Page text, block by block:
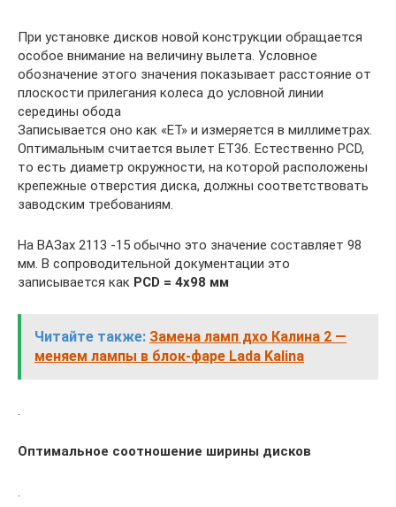
При установке дисков новой конструкции обращается
особое внимание на величину вылета. Условное
обозначение этого значения показывает расстояние от
плоскости прилегания колеса до условной линии
середины обода
Записывается оно как «ET» и измеряется в миллиметрах.
Оптимальным считается вылет ET36. Естественно PCD,
то есть диаметр окружности, на которой расположены
крепежные отверстия диска, должны соответствовать
заводским требованиям.
На ВАЗах 2113 -15 обычно это значение составляет 98
мм. В сопроводительной документации это
записывается как PCD = 4х98 мм
Читайте также: Замена ламп дхо Калина 2 —
меняем лампы в блок-фаре Lada Kalina
Оптимальное соотношение ширины дисков